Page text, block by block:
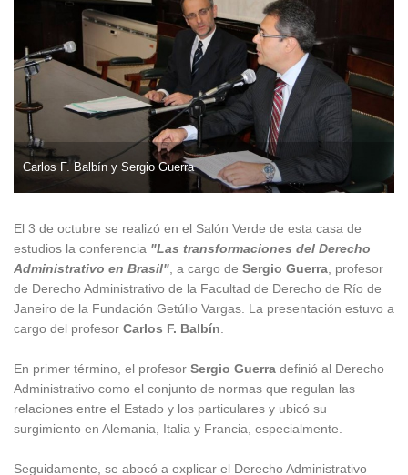
Carlos F. Balbín y Sergio Guerra
El 3 de octubre se realizó en el Salón Verde de esta casa de
estudios la conferencia "Las transformaciones del Derecho
Administrativo en Brasil" , a cargo de Sergio Guerra , profesor
de Derecho Administrativo de la Facultad de Derecho de Río de
Janeiro de la Fundación Getúlio Vargas. La presentación estuvo a
cargo del profesor Carlos F. Balbín
En primer término, el profesor Sergio Guerra definió al Derecho
Administrativo como el conjunto de normas que regulan las
relaciones entre el Estado y los particulares y ubicó su
surgimiento en Alemania, Italia y Francia, especialmente.
Seguidamente, se abocó a explicar el Derecho Administrativo